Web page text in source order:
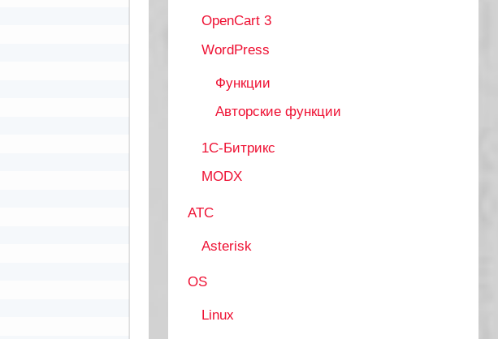
OpenCart 3
WordPress
Функции
Авторские функции
1С-Битрикс
MODX
АТС
Asterisk
OS
Linux